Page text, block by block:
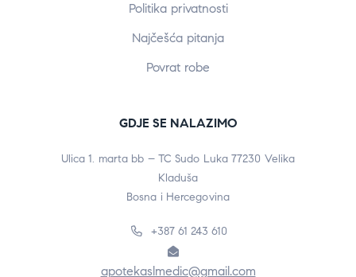
Politika privatnosti
Najčešća pitanja
Povrat robe
GDJE SE NALAZIMO
Ulica 1. marta bb – TC Sudo Luka 77230 Velika
Kladuša
Bosna i Hercegovina
+387 61 243 610
apotekaslmedic@gmail.com